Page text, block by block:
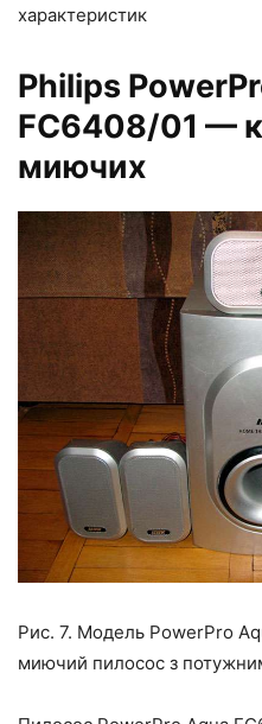
характеристик
Philips
FC6408/01 —
миючих
Рис. 7. Модель PowerPro
миючий пилосос з